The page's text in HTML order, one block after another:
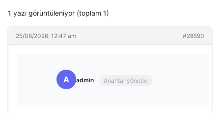
1 yazı görüntüleniyor (toplam 1)
25/06/2026: 12:47 am #28590
A admin Anahtar yönetici